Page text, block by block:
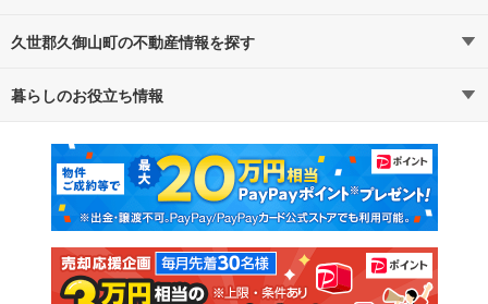
路線・駅から探す
通勤・通学時間から探す
久世郡久御山町の不動産情報を探す
不動産・住宅
新築マンション 中古マンション
新築一戸建て 中古一戸建て
注文住宅 土地
暮らしのお役立ち情報
マンションカタログ 教えて！住まいの先生